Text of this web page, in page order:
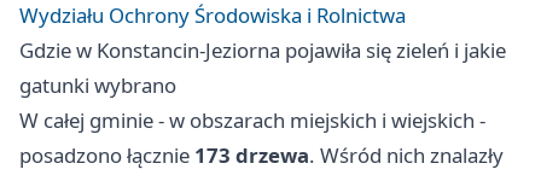
Wydziału Ochrony Środowiska i Rolnictwa
Gdzie w Konstancin-Jeziorna pojawiła się zieleń i jakie
gatunki wybrano
W całej gminie - w obszarach miejskich i wiejskich -
posadzono łącznie 173 drzewa. Wśród nich znalazły